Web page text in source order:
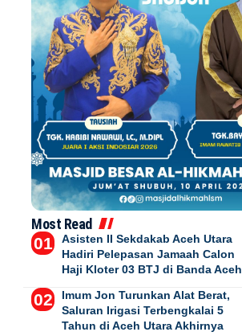
Most Read
Asisten II Sekdakab Aceh Utara
Hadiri Pelepasan Jamaah Calon
Haji Kloter 03 BTJ di Banda Aceh
Imum Jon Turunkan Alat Berat,
Saluran Irigasi Terbengkalai 5
Tahun di Aceh Utara Akhirnya